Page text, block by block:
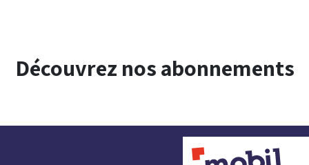
Découvrez nos abonnements